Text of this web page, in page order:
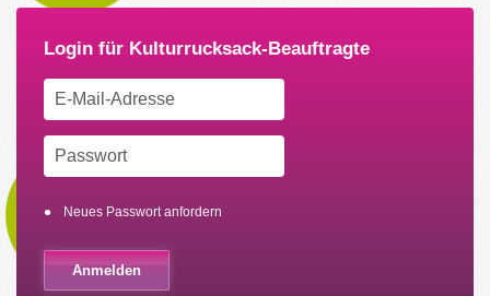
Neues Passwort anfordern